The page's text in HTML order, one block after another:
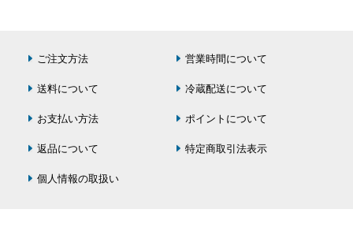
ご注文方法 営業時間について
送料について 冷蔵配送について
お支払い方法 ポイントについて
返品について 特定商取引法表示
個人情報の取扱い